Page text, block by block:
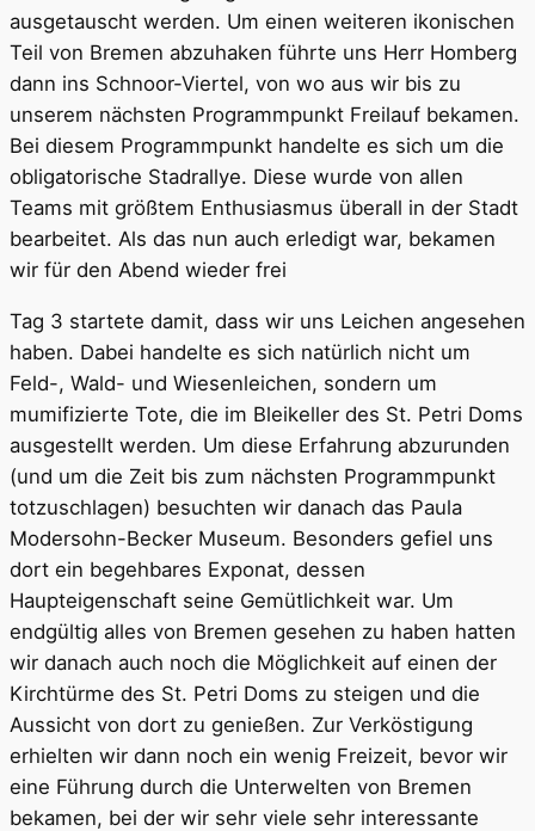
ausgetauscht werden. Um einen weiteren ikonischen
Teil von Bremen abzuhaken führte uns Herr Homberg
dann ins Schnoor-Viertel, von wo aus wir bis zu
unserem nächsten Programmpunkt Freilauf bekamen.
Bei diesem Programmpunkt handelte es sich um die
obligatorische Stadrallye. Diese wurde von allen
Teams mit größtem Enthusiasmus überall in der Stadt
bearbeitet. Als das nun auch erledigt war, bekamen
wir für den Abend wieder frei
Tag 3 startete damit, dass wir uns Leichen angesehen
haben. Dabei handelte es sich natürlich nicht um
Feld-, Wald- und Wiesenleichen, sondern um
mumifizierte Tote, die im Bleikeller des St. Petri Doms
ausgestellt werden. Um diese Erfahrung abzurunden
(und um die Zeit bis zum nächsten Programmpunkt
totzuschlagen) besuchten wir danach das Paula
Modersohn-Becker Museum. Besonders gefiel uns
dort ein begehbares Exponat, dessen
Haupteigenschaft seine Gemütlichkeit war. Um
endgültig alles von Bremen gesehen zu haben hatten
wir danach auch noch die Möglichkeit auf einen der
Kirchtürme des St. Petri Doms zu steigen und die
Aussicht von dort zu genießen. Zur Verköstigung
erhielten wir dann noch ein wenig Freizeit, bevor wir
eine Führung durch die Unterwelten von Bremen
bekamen, bei der wir sehr viele sehr interessante